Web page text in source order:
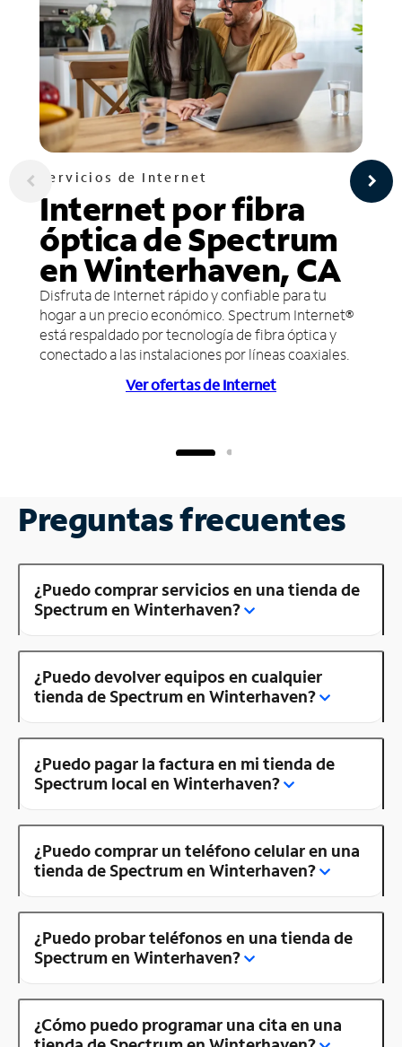
Servicios de Internet
Internet por fibra
óptica de Spectrum
en Winterhaven, CA
Disfruta de Internet rápido y confiable para tu
hogar a un precio económico. Spectrum Internet®
está respaldado por tecnología de fibra óptica y
conectado a las instalaciones por líneas coaxiales.
Ver ofertas de Internet
Preguntas frecuentes
¿Puedo comprar servicios en una tienda de
Spectrum en Winterhaven?
¿Puedo devolver equipos en cualquier
tienda de Spectrum en Winterhaven?
¿Puedo pagar la factura en mi tienda de
Spectrum local en Winterhaven?
¿Puedo comprar un teléfono celular en una
tienda de Spectrum en Winterhaven?
¿Puedo probar teléfonos en una tienda de
Spectrum en Winterhaven?
¿Cómo puedo programar una cita en una